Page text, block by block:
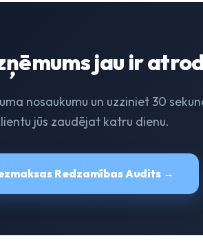
jau ir
nosaukumu un uzziniet 30
jūs zaudējat katru dienu.
Redzamības Audits →